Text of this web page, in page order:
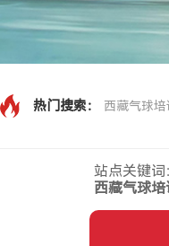
热门搜索： 西藏气球
站点关键词
西藏气球培